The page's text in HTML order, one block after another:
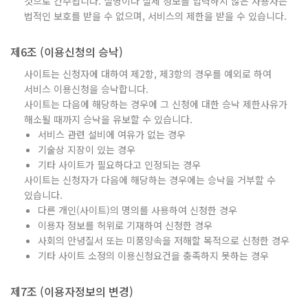
법적인 보호를 받을 수 없으며, 서비스의 제한을 받을 수 있습니다.
제6조 (이용신청의 승낙)
사이트는 신청자에 대하여 제2항, 제3항의 경우를 예외로 하여
서비스 이용신청을 승낙합니다.
사이트는 다음에 해당하는 경우에 그 신청에 대한 승낙 제한사유가
해소될 때까지 승낙을 유보할 수 있습니다.
서비스 관련 설비에 여유가 없는 경우
기술상 지장이 있는 경우
기타 사이트가 필요하다고 인정되는 경우
사이트는 신청자가 다음에 해당하는 경우에는 승낙을 거부할 수
있습니다.
다른 개인(사이트)의 명의를 사용하여 신청한 경우
이용자 정보를 허위로 기재하여 신청한 경우
사회의 안녕질서 또는 미풍양속을 저해할 목적으로 신청한 경우
기타 사이트 소정의 이용신청요건을 충족하지 못하는 경우
제7조 (이용자정보의 변경)